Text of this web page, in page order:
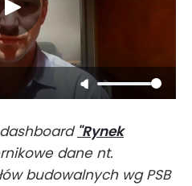
"Rynek
dane nt.
budowalnych wg PSB